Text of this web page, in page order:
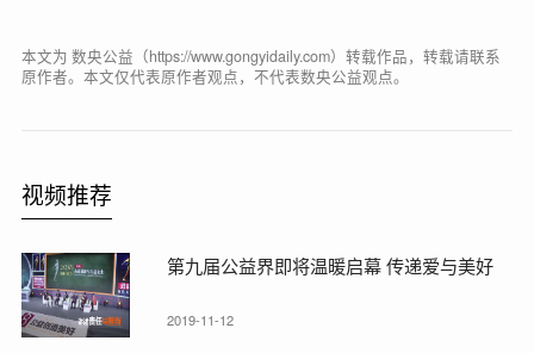
本文为 数央公益（https://www.gongyidaily.com）转载作品，转载请联系
原作者。本文仅代表原作者观点，不代表数央公益观点。
视频推荐
第九届公益界即将温暖启幕 传递爱与美好
2019-11-12